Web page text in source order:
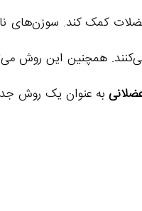
کمک کند. سوزن‌های
همچنین این روش
به عنوان یک روش